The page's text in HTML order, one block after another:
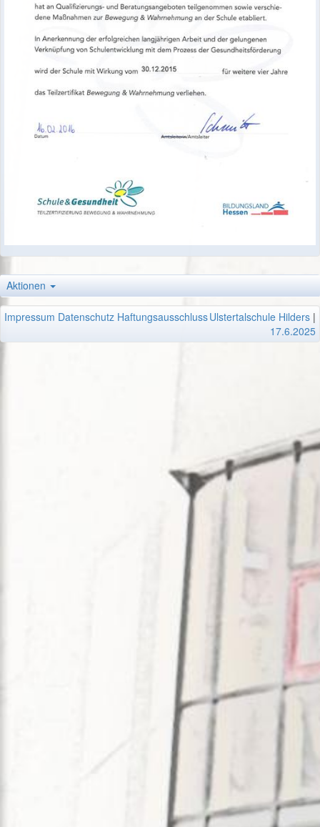
Aktionen
Impressum Datenschutz HaftungsausschlussUlstertalschule Hilders |
17.6.2025